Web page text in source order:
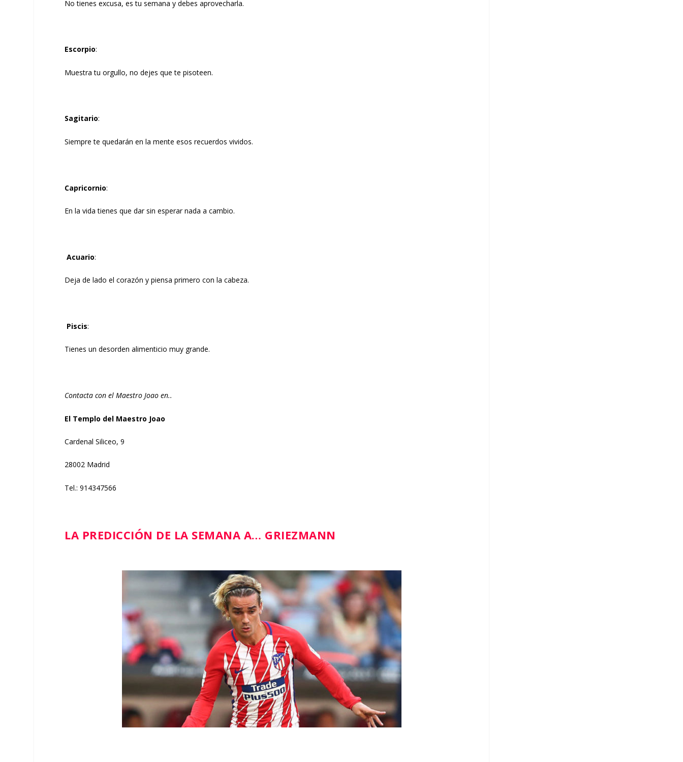
No tienes excusa, es tu semana y debes aprovecharla.
Escorpio:
Muestra tu orgullo, no dejes que te pisoteen.
Sagitario:
Siempre te quedarán en la mente esos recuerdos vividos.
Capricornio:
En la vida tienes que dar sin esperar nada a cambio.
Acuario:
Deja de lado el corazón y piensa primero con la cabeza.
Piscis:
Tienes un desorden alimenticio muy grande.
Contacta con el Maestro Joao en..
El Templo del Maestro Joao
Cardenal Siliceo, 9
28002 Madrid
Tel.: 914347566
LA PREDICCIÓN DE LA SEMANA A… GRIEZMANN